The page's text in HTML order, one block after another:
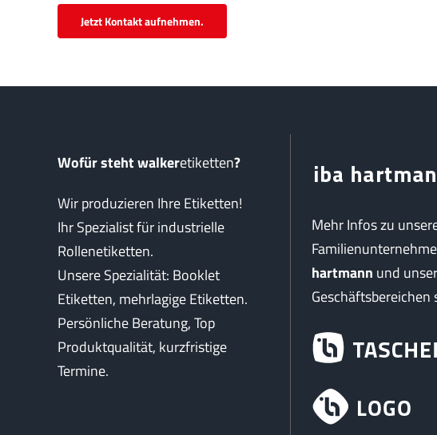
Jetzt Kontakt aufnehmen.
Wofür steht walkeretiketten?
Wir produzieren Ihre Etiketten!
Ihr Spezialist für industrielle
Rollenetiketten.
Unsere Spezialität: Booklet
Etiketten, mehrlagige Etiketten.
Persönliche Beratung, Top
Produktqualität, kurzfristige
Termine.
Mehr Infos zu
hartmann und
Geschäftsbereichen